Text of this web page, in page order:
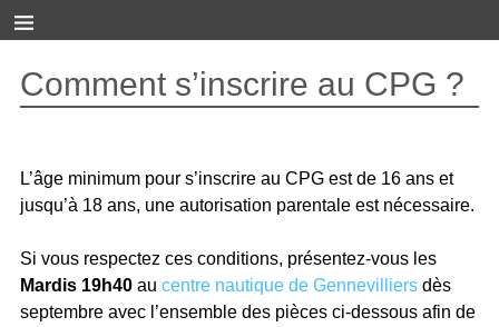
Comment s’inscrire au CPG ?
L’âge minimum pour s’inscrire au CPG est de 16 ans et
jusqu’à 18 ans, une autorisation parentale est nécessaire.
Si vous respectez ces conditions, présentez-vous les
Mardis 19h40au centre nautique de Gennevilliersdès
septembre avec l’ensemble des pièces ci-dessous afin de